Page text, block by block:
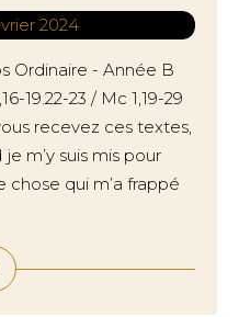
Ordinaire - Année B
19.22-23 / Mc 1,19-29
recevez ces textes,
m’y suis mis pour
qui m’a frappé